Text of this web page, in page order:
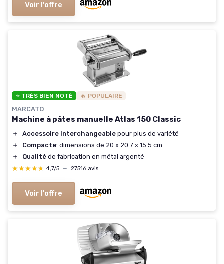
Voir l'offre
⭐ TRÈS BIEN NOTÉ 🔥 POPULAIRE
MARCATO
Machine à pâtes manuelle Atlas 150 Classic
＋ Accessoire interchangeable pour plus de variété
＋
Compacte: dimensions de 20 x 20.7 x 15.5 cm
＋
Qualité de fabrication en métal argenté
★★★★★
★★★★★ 4,7/5 — 27516 avis
Voir l'offre